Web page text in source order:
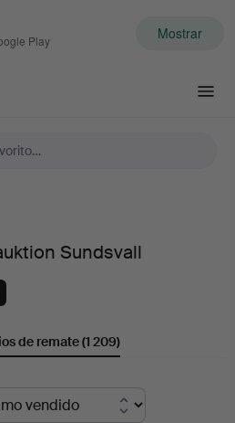
Play Mostrar
Sundsvall
de remate(1 209)